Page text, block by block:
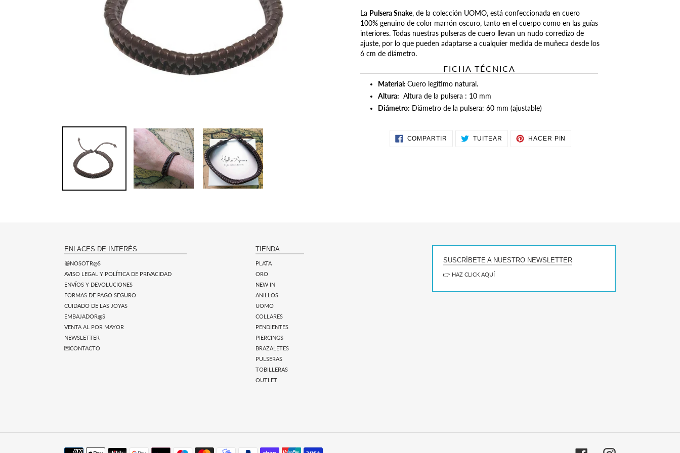
producto
La Pulsera Snake, de la colección UOMO, está confeccionada en cuero
100% genuino de color marrón oscuro, tanto en el cuerpo como en las guías
interiores. Todas nuestras pulseras de cuero llevan un nudo corredizo de
ajuste, por lo que pueden adaptarse a cualquier medida de muñeca desde los
6 cm de diámetro.
FICHA TÉCNICA
Material: Cuero legítimo natural.
Altura: Altura de la pulsera : 10 mm
Diámetro: Diámetro de la pulsera: 60 mm (ajustable)
COMPARTIR COMPARTIRTUITEAR TUITEARHACER PIN
ENLACES DE INTERÉS
😀NOSOTR@S
AVISO LEGAL Y POLÍTICA DE PRIVACIDAD
ENVÍOS Y DEVOLUCIONES
FORMAS DE PAGO SEGURO
CUIDADO DE LAS JOYAS
EMBAJADOR@S
VENTA AL POR MAYOR
NEWSLETTER
💌CONTACTO
TIENDA
PLATA
ORO
NEW IN
ANILLOS
UOMO
COLLARES
PENDIENTES
PIERCINGS
BRAZALETES
PULSERAS
TOBILLERAS
OUTLET
SUSCRÍBETE A NUESTRO NEWSLETTER
👉 HAZ CLICK AQUÍ